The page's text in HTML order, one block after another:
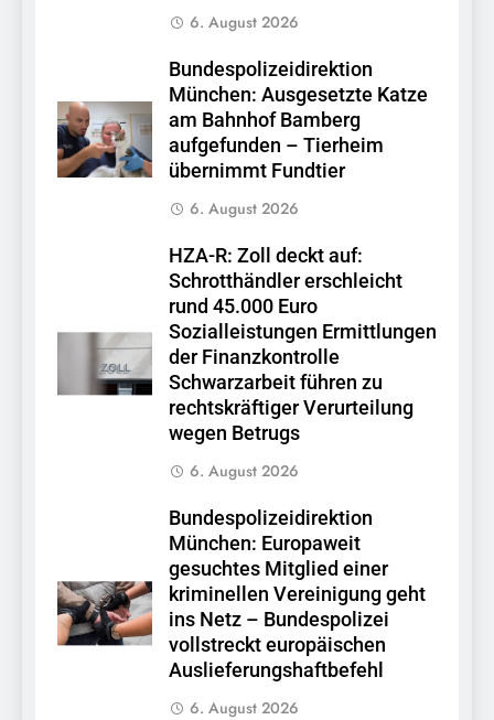
6. August 2026
Bundespolizeidirektion
München: Ausgesetzte Katze
am Bahnhof Bamberg
aufgefunden – Tierheim
übernimmt Fundtier
6. August 2026
HZA-R: Zoll deckt auf:
Schrotthändler erschleicht
rund 45.000 Euro
Sozialleistungen Ermittlungen
der Finanzkontrolle
Schwarzarbeit führen zu
rechtskräftiger Verurteilung
wegen Betrugs
6. August 2026
Bundespolizeidirektion
München: Europaweit
gesuchtes Mitglied einer
kriminellen Vereinigung geht
ins Netz – Bundespolizei
vollstreckt europäischen
Auslieferungshaftbefehl
6. August 2026